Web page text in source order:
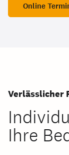
Online
Verlässlicher
Ihre